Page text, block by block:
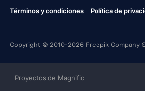
Términos y condiciones Política de
Copyright © 2010-2026 Freepik Company
Proyectos de Magnific